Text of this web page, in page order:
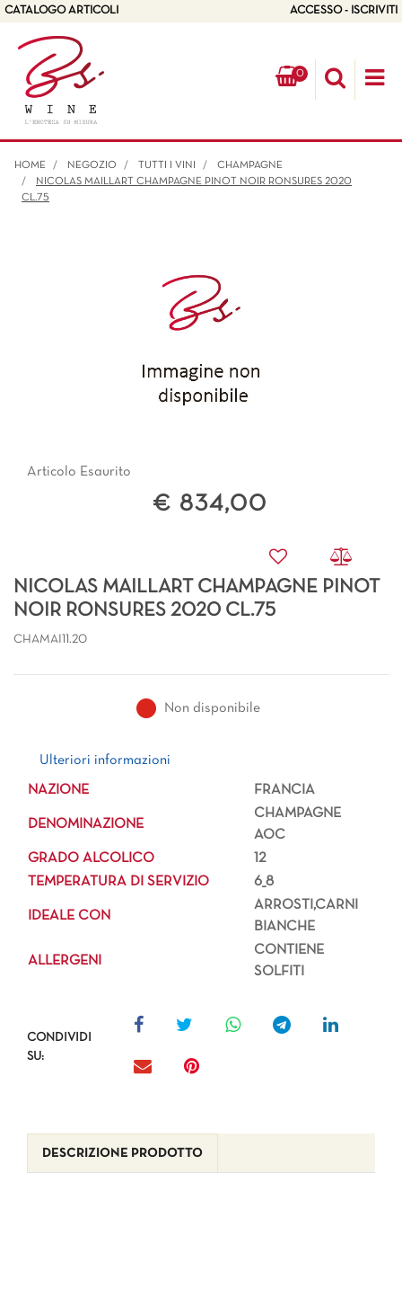
CATALOGO ARTICOLI ACCESSO - ISCRIVITI
0
HOME NEGOZIO TUTTI I VINI
CHAMPAGNE
NICOLAS MAILLART CHAMPAGNE PINOT NOIR RONSURES 2020
CL.75
Articolo Esaurito
€ 834,00
NICOLAS MAILLART CHAMPAGNE PINOT
NOIR RONSURES 2020 CL.75
CHAMAI11.20
Non disponibile
Ulteriori informazioni
Ulteriori informazioni
NAZIONE FRANCIA
DENOMINAZIONE
CHAMPAGNE
AOC
GRADO ALCOLICO
12
TEMPERATURA DI SERVIZIO
6_8
IDEALE CON
ARROSTI,CARNI
BIANCHE
ALLERGENI
CONTIENE
SOLFITI
CONDIVIDI
SU:
DESCRIZIONE PRODOTTO